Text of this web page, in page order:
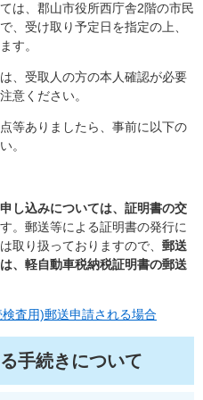
は、郡山市役所西庁舎2階の市民
、受け取り予定日を指定の上、
す。
、受取人の方の本人確認が必要
意ください。
等ありましたら、事前に以下の
。
し込みについては、証明書の交
。郵送等による証明書の発行に
取り扱っておりますので、 郵送
、軽自動車税納税証明書の郵送
査用)郵送申請される場合
手続きについて